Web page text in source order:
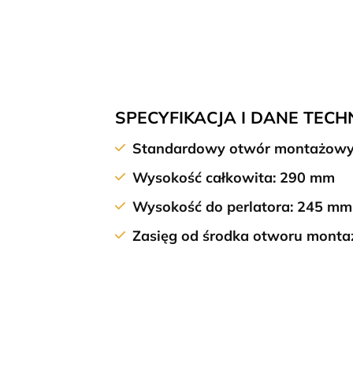
SPECYFIKACJA I DANE
Standardowy otwór
Wysokość całkowita: 290 mm
Wysokość do perlatora: 245 mm
Zasięg od środka otworu